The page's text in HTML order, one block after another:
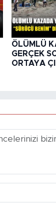
ÖLÜMLÜ
GERÇEK
ORTAYA